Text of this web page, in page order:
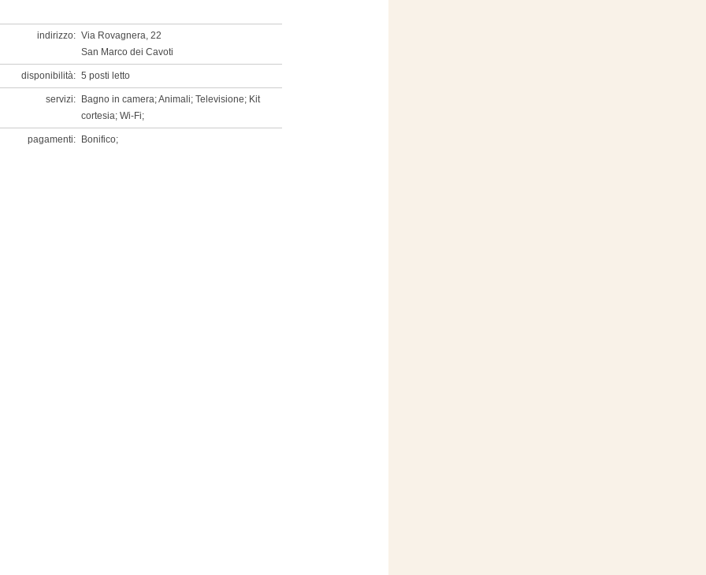
indirizzo: Via Rovagnera, 22
San Marco dei Cavoti
disponibilità: 5 posti letto
servizi:
Bagno in camera; Animali; Televisione; Kit
cortesia; Wi-Fi;
pagamenti: Bonifico;